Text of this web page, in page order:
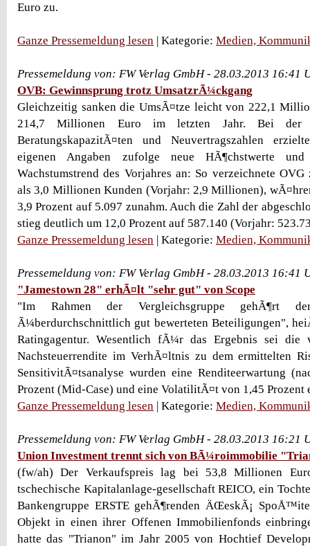
Euro zu.
Ganze Pressemeldung lesen | Kategorie: Medien,
Pressemeldung von: FW Verlag GmbH - 28.03.2013 16:41
OVB: Gewinnsprung trotz UmsatzrÃ¼ckgang
Gleichzeitig sanken die UmsÃ¤tze leicht von 222,1
214,7 Millionen Euro im letzten Jahr. Bei der
BeratungskapazitÃ¤ten und Neuvertragszahlen
eigenen Angaben zufolge neue HÃ¶chstwerte
Wachstumstrend des Vorjahres an: So verzeichnete
als 3,0 Millionen Kunden (Vorjahr: 2,9 Millionen),
3,9 Prozent auf 5.097 zunahm. Auch die Zahl der
stieg deutlich um 12,0 Prozent auf 587.140 (Vorjahr:
Ganze Pressemeldung lesen | Kategorie: Medien,
Pressemeldung von: FW Verlag GmbH - 28.03.2013 16:41
"Jamestown 28" erhÃ¤lt "sehr gut" von Scope
"Im Rahmen der Vergleichsgruppe gehÃ¶rt
Ã¼berdurchschnittlich gut bewerteten Beteiligungen",
Ratingagentur. Wesentlich fÃ¼r das Ergebnis sei die
Nachsteuerrendite im VerhÃ¤ltnis zu dem ermittelten
SensitivitÃ¤tsanalyse wurden eine Renditeerwartung
Prozent (Mid-Case) und eine VolatilitÃ¤t von 1,45 Prozent
Ganze Pressemeldung lesen | Kategorie: Medien,
Pressemeldung von: FW Verlag GmbH - 28.03.2013 16:21
Union Investment trennt sich von BÃ¼roimmobilie
(fw/ah) Der Verkaufspreis lag bei 53,8 Millionen
tschechische Kapitalanlage-gesellschaft REICO, ein
Bankengruppe ERSTE gehÃ¶renden ÄŒeskÃ¡
Objekt in einen ihrer Offenen Immobilienfonds
hatte das "Trianon" im Jahr 2005 von Hochtief